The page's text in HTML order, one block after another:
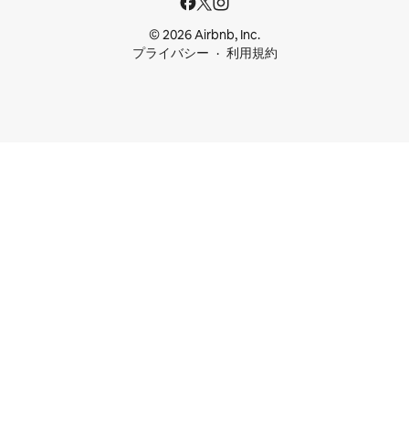
© 2026 Airbnb, Inc.
プライバシー
利用規約